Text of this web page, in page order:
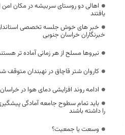
اهالی دو روستای سربیشه در مکان
یافتند
خبر های خوش جلسه تخصصی استاندار
خبرنگاران خراسان جنوبی
نیروها مسلح از هر زمانی آماده تر
كاروان شتر قاچاق در نهبندان متوقف
ادامه روند افزایشی دمای هوا در
باید تمام سطوح جامعه آمادگی
را داشته باشند
وسعت یا جمعیت؟